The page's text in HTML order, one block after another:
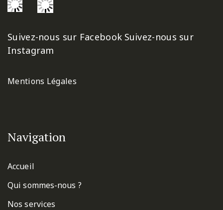
Suivez-nous sur Facebook Suivez-nous sur
Instagram
Mentions Légales
Navigation
Accueil
Qui sommes-nous ?
Nos services